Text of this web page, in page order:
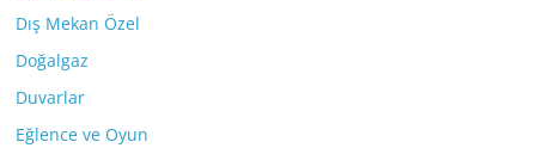
Dış Mekan Özel
Doğalgaz
Duvarlar
Eğlence ve Oyun